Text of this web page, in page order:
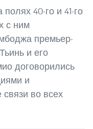
40-го и 41-го
с ним
премьер-
и его
договорились
и
связи во всех